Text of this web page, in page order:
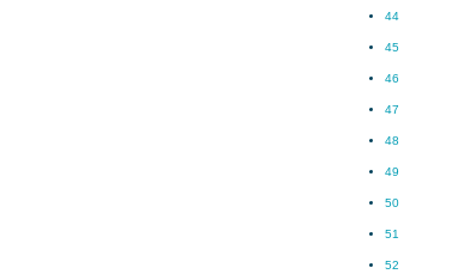
44
45
46
47
48
49
50
51
52